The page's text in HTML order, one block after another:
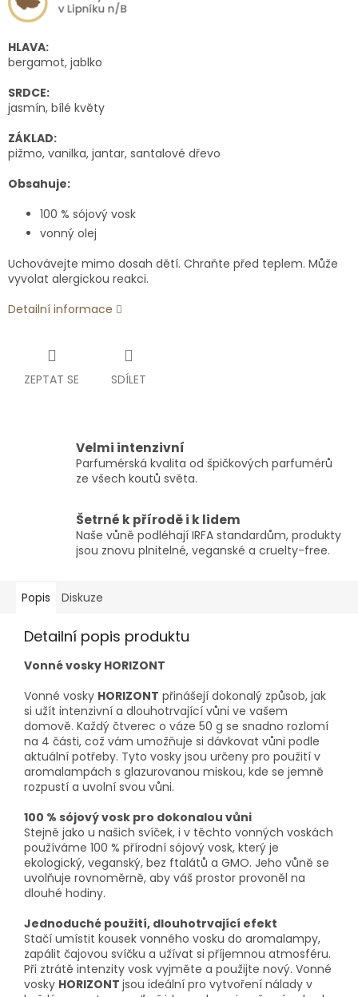
HLAVA:
bergamot, jablko
SRDCE:
jasmín, bílé květy
ZÁKLAD:
pižmo, vanilka, jantar, santalové dřevo
Obsahuje:
100 % sójový vosk
vonný olej
Uchovávejte mimo dosah dětí. Chraňte před teplem. Může
vyvolat alergickou reakci.
Detailní informace
ZEPTAT SE SDÍLET
Velmi intenzivní
Parfumérská kvalita od špičkových parfumérů
ze všech koutů světa.
Šetrné k přírodě i k lidem
Naše vůně podléhají IRFA standardům, produkty
jsou znovu plnitelné, veganské a cruelty-free.
Popis Diskuze
Detailní popis produktu
Vonné vosky HORIZONT
Vonné vosky HORIZONT přinášejí dokonalý způsob, jak
si užít intenzivní a dlouhotrvající vůni ve vašem
domově. Každý čtverec o váze 50 g se snadno rozlomí
na 4 části, což vám umožňuje si dávkovat vůni podle
aktuální potřeby. Tyto vosky jsou určeny pro použití v
aromalampách s glazurovanou miskou, kde se jemně
rozpustí a uvolní svou vůni.
100 % sójový vosk pro dokonalou vůni
Stejně jako u našich svíček, i v těchto vonných voskách
používáme 100 % přírodní sójový vosk, který je
ekologický, veganský, bez ftalátů a GMO. Jeho vůně se
uvolňuje rovnoměrně, aby váš prostor provoněl na
dlouhé hodiny.
Jednoduché použití, dlouhotrvající efekt
Stačí umístit kousek vonného vosku do aromalampy,
zapálit čajovou svíčku a užívat si příjemnou atmosféru.
Při ztrátě intenzity vosk vyjměte a použijte nový. Vonné
vosky HORIZONT jsou ideální pro vytvoření nálady v